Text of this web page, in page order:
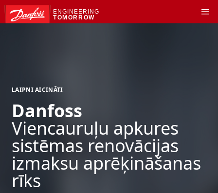
ENGINEERING
TOMORROW
LAIPNI AICINĀTI
Danfoss
Viencauruļu apkures
sistēmas renovācijas
izmaksu aprēķināšanas
rīks